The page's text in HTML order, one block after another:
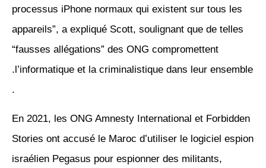
processus iPhone normaux qui existent sur tous les
appareils”, a expliqué Scott, soulignant que de telles
“fausses allégations” des ONG compromettent
l’informatique et la criminalistique dans leur ensemble.
.
En 2021, les ONG Amnesty International et Forbidden
Stories ont accusé le Maroc d’utiliser le logiciel espion
israélien Pegasus pour espionner des militants,